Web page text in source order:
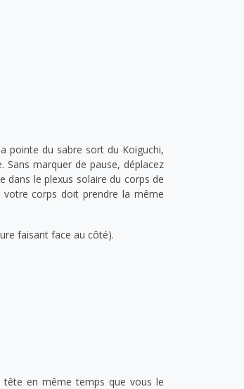
pointe du sabre sort du Koiguchi,
marquer de pause, déplacez
dans le plexus solaire du corps de
corps doit prendre la même
faisant face au côté).
tête en même temps que vous le